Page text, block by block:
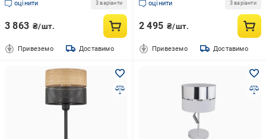
оцінити 3 варіанти
3 863 ₴/шт.
Привеземо Доставимо
оцінити 3 варіанти
2 495 ₴/шт.
Привеземо Доставимо